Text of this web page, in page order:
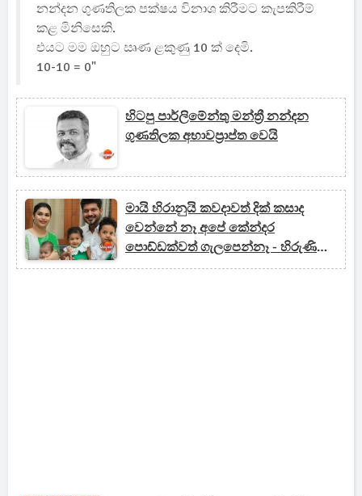
නන්දන ගුණතිලක පක්ෂය විනාශ කිරීමට කැපකිරීම්
කළ මිනිසෙකි.
එයට මම ඔහුට ඍණ ළකුණු 10 ක් දෙමි.
10-10 = 0"
හිටපු පාර්ලිමේන්තු මන්ත්‍රී නන්දන
ගුණතිලක අභාවප්‍රාප්ත වෙයි
මායි හිරානුයි කවදාවත් දික් කසාද
වෙන්නේ නෑ අපේ කේන්දර
පොඩ්ඩක්වත් ගැලපෙන්නෑ - හිරුණිකා
දැන් කියන කතාව